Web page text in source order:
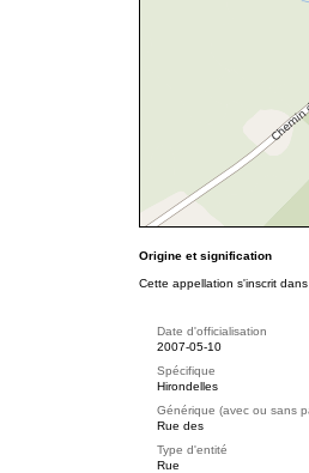
Origine et signification
Cette appellation s'inscrit
Date d'officialisation
2007-05-10
Spécifique
Hirondelles
Générique (avec ou sans
Rue des
Type d'entité
Rue